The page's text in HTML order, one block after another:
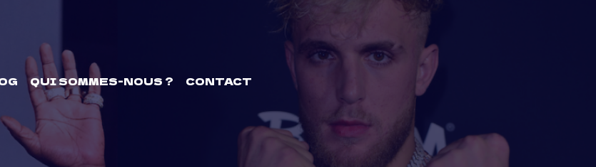
QUI SOMMES-NOUS ? CONTACT